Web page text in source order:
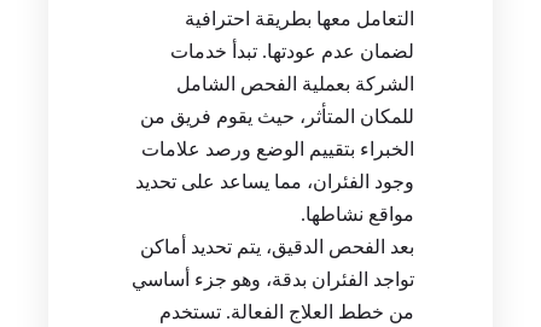
التعامل معها بطريقة احترافية
لضمان عدم عودتها. تبدأ خدمات
الشركة بعملية الفحص الشامل
للمكان المتأثر، حيث يقوم فريق من
الخبراء بتقييم الوضع ورصد علامات
وجود الفئران، مما يساعد على تحديد
مواقع نشاطها.
بعد الفحص الدقيق، يتم تحديد أماكن
تواجد الفئران بدقة، وهو جزء أساسي
من خطط العلاج الفعالة. تستخدم